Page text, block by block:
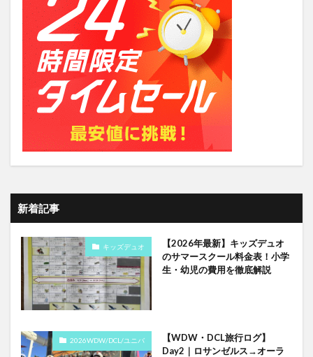
新着記事
キッズデュオ
【2026年最新】キッズデュオ
のサマースクール料金表！小学
生・幼児の費用を徹底解説
2026WDW/DCL/ユニバ
【WDW・DCL旅行ログ】
Day2｜ロサンゼルス→オーラ